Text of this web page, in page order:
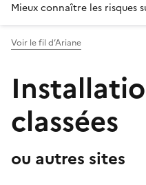
Mieux connaître les risques
Voir le fil d’Ariane
classées
ou autres sites